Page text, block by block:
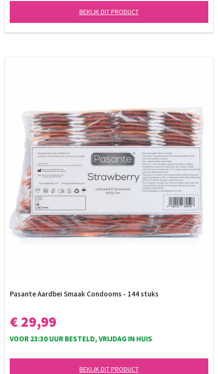
BEKIJK DIT PRODUCT
Pasante Aardbei Smaak Condooms - 144 stuks
€ 29,99
VOOR 23:30 UUR BESTELD, VRIJDAG IN HUIS
BEKIJK DIT PRODUCT